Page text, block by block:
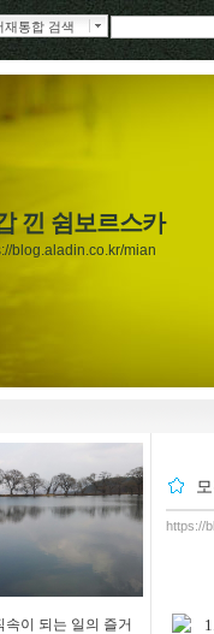
재통합 검색
낀 쉼보르스카
blog.aladin.co.kr/mian
속이 되는 일의 즐거
https://